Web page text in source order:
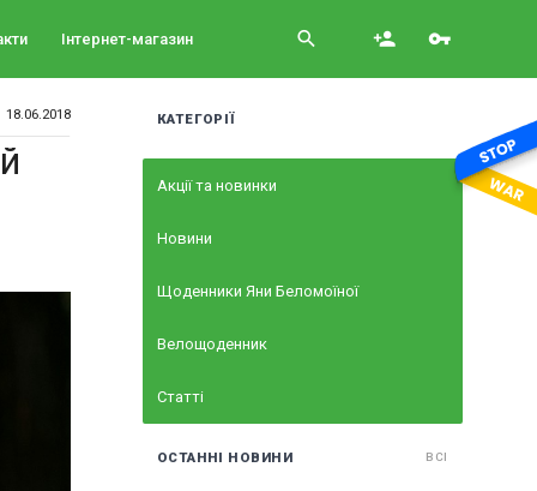
18.06.2018 КАТЕГОРІЇ
Акції та новинки
Новини
Щоденники Яни Беломоїної
Велощоденник
Статті
ОСТАННІ НОВИНИ ВСІ
Інтернет-магазин search person_add vpn_key